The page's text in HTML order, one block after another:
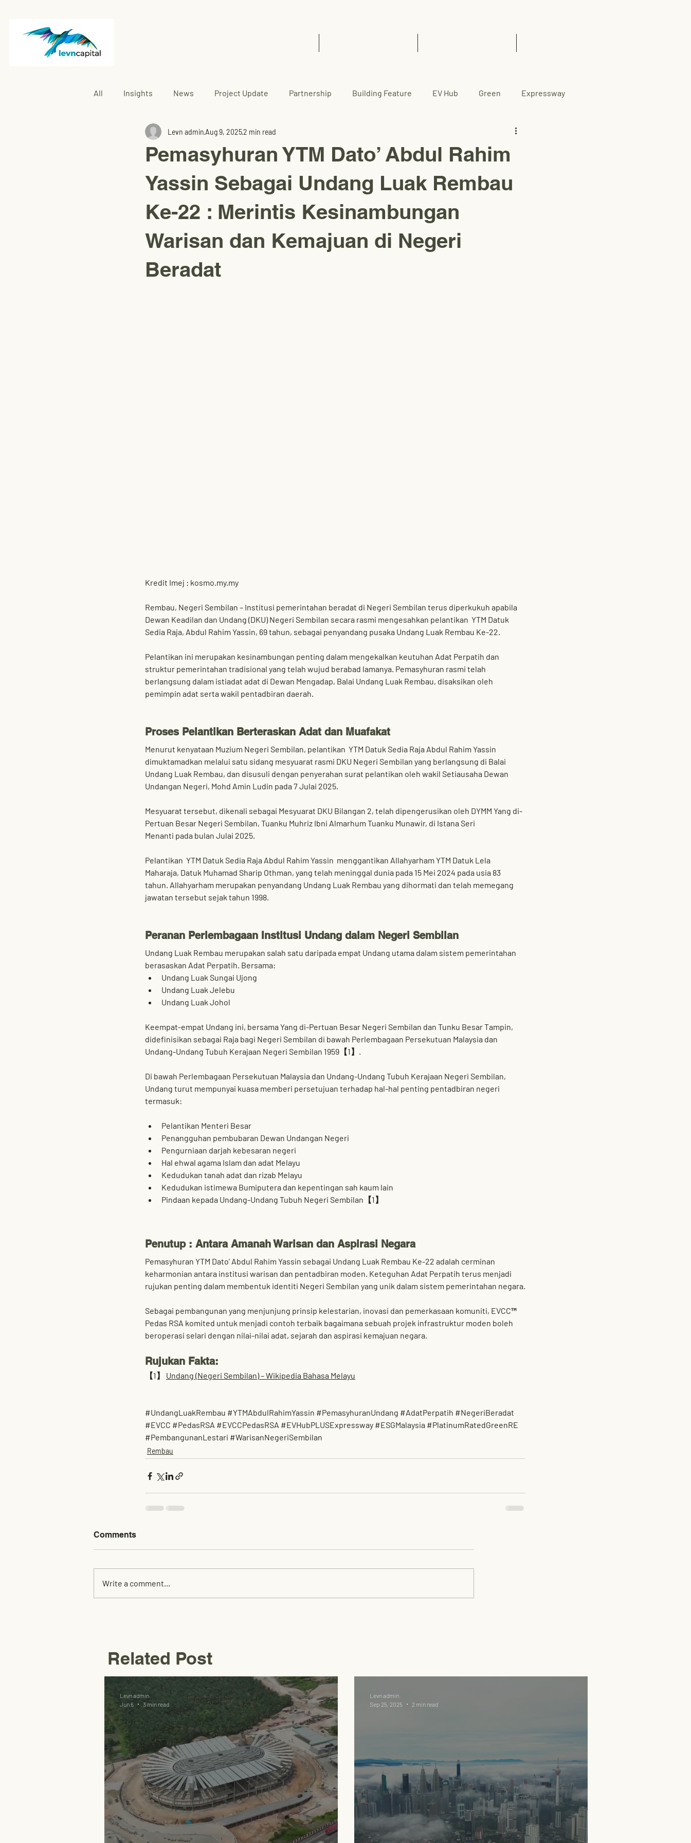
All Insights News Project Update Partnership Building Feature EV Hub Green Expressway
Pemasyhuran YTM Dato’ Abdul Rahim
Yassin Sebagai Undang Luak Rembau
Ke-22 : Merintis Kesinambungan
Warisan dan Kemajuan di Negeri
Beradat
Levn adminAug 9, 20252 min read
Kredit Imej : kosmo.my.my
Rembau, Negeri Sembilan – Institusi pemerintahan beradat di Negeri Sembilan terus diperkukuh apabila
Dewan Keadilan dan Undang (DKU) Negeri Sembilan secara rasmi mengesahkan pelantikan YTM Datuk
Sedia Raja, Abdul Rahim Yassin, 69 tahun, sebagai penyandang pusaka Undang Luak Rembau Ke-22.
Pelantikan ini merupakan kesinambungan penting dalam mengekalkan keutuhan Adat Perpatih dan
struktur pemerintahan tradisional yang telah wujud berabad lamanya. Pemasyhuran rasmi telah
berlangsung dalam istiadat adat di Dewan Mengadap, Balai Undang Luak Rembau, disaksikan oleh
pemimpin adat serta wakil pentadbiran daerah.
Proses Pelantikan Berteraskan Adat dan Muafakat
Menurut kenyataan Muzium Negeri Sembilan, pelantikan YTM Datuk Sedia Raja Abdul Rahim Yassin
dimuktamadkan melalui satu sidang mesyuarat rasmi DKU Negeri Sembilan yang berlangsung di Balai
Undang Luak Rembau, dan disusuli dengan penyerahan surat pelantikan oleh wakil Setiausaha Dewan
Undangan Negeri, Mohd Amin Ludin pada 7 Julai 2025.
Mesyuarat tersebut, dikenali sebagai Mesyuarat DKU Bilangan 2, telah dipengerusikan oleh DYMM Yang di-
Pertuan Besar Negeri Sembilan, Tuanku Muhriz Ibni Almarhum Tuanku Munawir, di Istana Seri
Menanti pada bulan Julai 2025.
Pelantikan YTM Datuk Sedia Raja Abdul Rahim Yassin  menggantikan Allahyarham YTM Datuk Lela
Maharaja, Datuk Muhamad Sharip Othman, yang telah meninggal dunia pada 15 Mei 2024 pada usia 83
tahun. Allahyarham merupakan penyandang Undang Luak Rembau yang dihormati dan telah memegang
jawatan tersebut sejak tahun 1998.
Peranan Perlembagaan Institusi Undang dalam Negeri Sembilan
Undang Luak Rembau merupakan salah satu daripada empat Undang utama dalam sistem pemerintahan
berasaskan Adat Perpatih. Bersama:
Undang Luak Sungai Ujong
Undang Luak Jelebu
Undang Luak Johol
Keempat-empat Undang ini, bersama Yang di-Pertuan Besar Negeri Sembilan dan Tunku Besar Tampin,
didefinisikan sebagai Raja bagi Negeri Sembilan di bawah Perlembagaan Persekutuan Malaysia dan
Undang-Undang Tubuh Kerajaan Negeri Sembilan 1959 【1】.
Di bawah Perlembagaan Persekutuan Malaysia dan Undang-Undang Tubuh Kerajaan Negeri Sembilan,
Undang turut mempunyai kuasa memberi persetujuan terhadap hal-hal penting pentadbiran negeri
termasuk:
Pelantikan Menteri Besar
Penangguhan pembubaran Dewan Undangan Negeri
Pengurniaan darjah kebesaran negeri
Hal ehwal agama Islam dan adat Melayu
Kedudukan tanah adat dan rizab Melayu
Kedudukan istimewa Bumiputera dan kepentingan sah kaum lain
Pindaan kepada Undang-Undang Tubuh Negeri Sembilan【1】
Penutup : Antara Amanah Warisan dan Aspirasi Negara
Pemasyhuran YTM Dato’ Abdul Rahim Yassin sebagai Undang Luak Rembau Ke-22 adalah cerminan
keharmonian antara institusi warisan dan pentadbiran moden. Keteguhan Adat Perpatih terus menjadi
rujukan penting dalam membentuk identiti Negeri Sembilan yang unik dalam sistem pemerintahan negara.
Sebagai pembangunan yang menjunjung prinsip kelestarian, inovasi dan pemerkasaan komuniti, EVCC™
Pedas RSA komited untuk menjadi contoh terbaik bagaimana sebuah projek infrastruktur moden boleh
beroperasi selari dengan nilai-nilai adat, sejarah dan aspirasi kemajuan negara.
Rujukan Fakta:
【1】 Undang (Negeri Sembilan) – Wikipedia Bahasa Melayu
#UndangLuakRembau #YTMAbdulRahimYassin #PemasyhuranUndang #AdatPerpatih #NegeriBeradat
#EVCC #PedasRSA #EVCCPedasRSA #EVHubPLUSExpressway #ESGMalaysia #PlatinumRatedGreenRE
#PembangunanLestari #WarisanNegeriSembilan
Rembau
Comments
Write a comment...
Levn admin
Jun 6
3 min read
Levn admin
Sep 25, 2025
2 min read
Related Post